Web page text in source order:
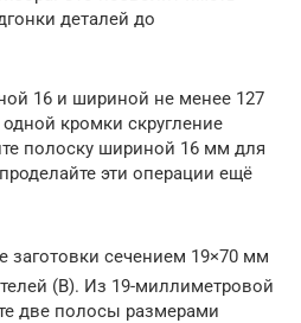
деталей до
16 и шириной не менее 127
кромки скругление
полоску шириной 16 мм для
эти операции ещё
заготовки сечением 19×70 мм
(В). Из 19-миллиметровой
две полосы размерами